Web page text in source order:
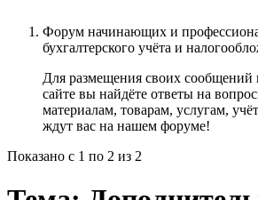
Форум начинающих и
бухгалтерского учёта и
Для размещения своих сообщений
сайте вы найдёте ответы на
материалам, товарам, услугам,
ждут вас на нашем форуме!
Показано с 1 по 2 из 2